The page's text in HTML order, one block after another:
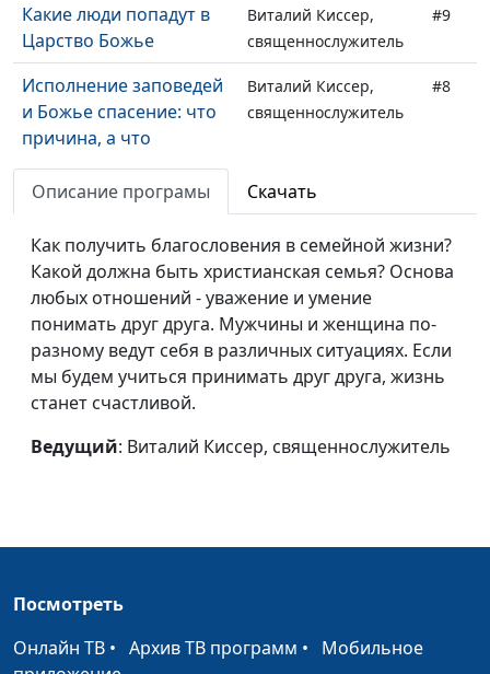
Какие люди попадут в
Царство Божье
Виталий Киссер,
священнослужитель
#9
Исполнение заповедей
и Божье спасение: что
причина, а что
следствие
Виталий Киссер,
священнослужитель
#8
Роль Христа в падении
или возвышении
человека
Виталий Киссер,
священнослужитель
#7
Виды любви и Божье
спасение
Виталий Киссер,
священнослужитель
Как рассказать о Боге
своей христианской
Виталий Киссер,
#5
Жить во Христе -
Виталий Киссер,
#3
Книга Притчей -
практическая книга
священнослужитель
Описание програмы Скачать
Как получить благословения в семейной жизни?
Какой должна быть христианская семья? Основа
любых отношений - уважение и умение
понимать друг друга. Мужчины и женщина по-
разному ведут себя в различных ситуациях. Если
мы будем учиться принимать друг друга, жизнь
станет счастливой.
Ведущий: Виталий Киссер, священнослужитель
Посмотреть
Онлайн ТВ • Архив ТВ программ • Мобильное